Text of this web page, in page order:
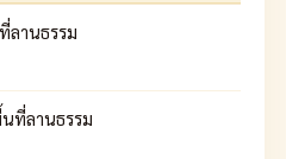
ลานธรรม
ที่ลานธรรม